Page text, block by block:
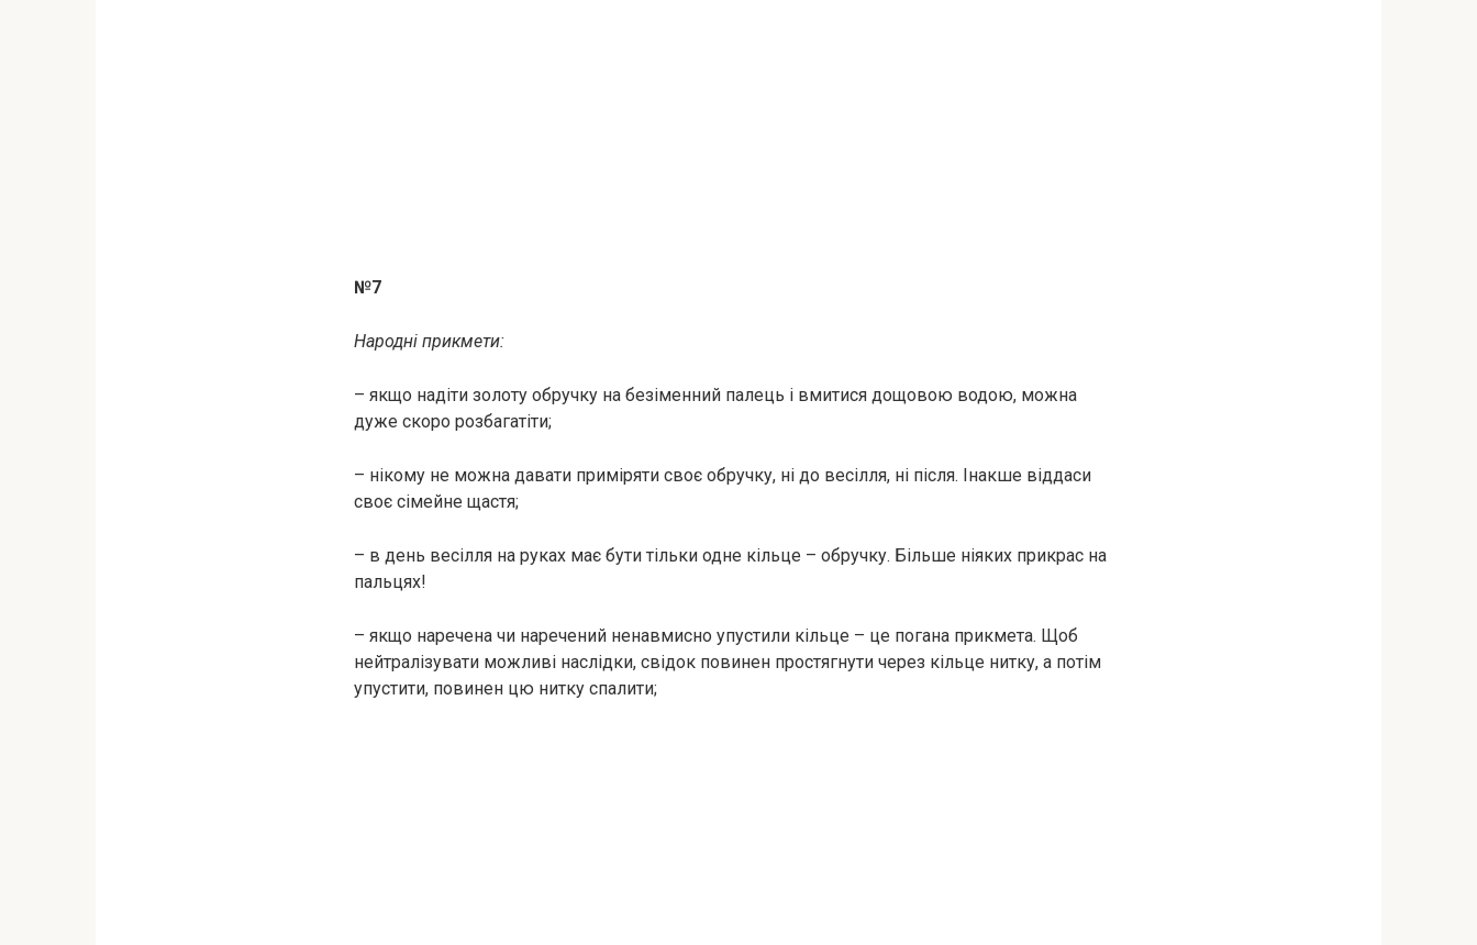
№7
Народні прикмети:
– якщо надіти золоту обручку на безіменний палець і вмитися дощовою водою, можна
дуже скоро розбагатіти;
– нікому не можна давати приміряти своє обручку, ні до весілля, ні після. Інакше віддаси
своє сімейне щастя;
– в день весілля на руках має бути тільки одне кільце – обручку. Більше ніяких прикрас на
пальцях!
– якщо наречена чи наречений ненавмисно упустили кільце – це погана прикмета. Щоб
нейтралізувати можливі наслідки, свідок повинен простягнути через кільце нитку, а потім
упустити, повинен цю нитку спалити;